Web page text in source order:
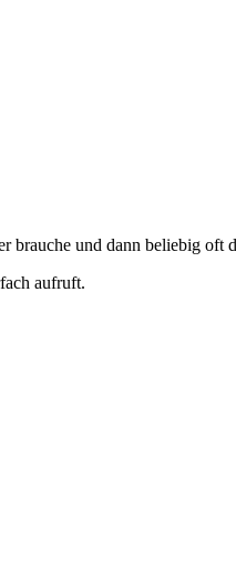
brauche und dann beliebig oft
aufruft.